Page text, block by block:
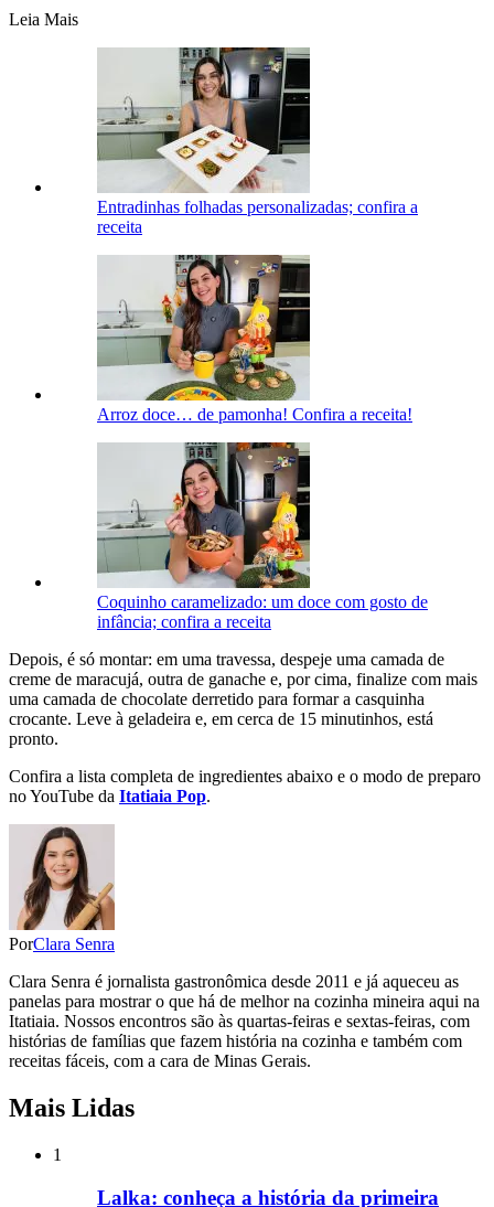
Leia Mais
Entradinhas folhadas personalizadas; confira a
receita
Arroz doce… de pamonha! Confira a receita!
Coquinho caramelizado: um doce com gosto de
infância; confira a receita
Depois, é só montar: em uma travessa, despeje uma camada de
creme de maracujá, outra de ganache e, por cima, finalize com mais
uma camada de chocolate derretido para formar a casquinha
crocante. Leve à geladeira e, em cerca de 15 minutinhos, está
pronto.
Confira a lista completa de ingredientes abaixo e o modo de preparo
no YouTube da Itatiaia Pop.
PorClara Senra
Clara Senra é jornalista gastronômica desde 2011 e já aqueceu as
panelas para mostrar o que há de melhor na cozinha mineira aqui na
Itatiaia. Nossos encontros são às quartas-feiras e sextas-feiras, com
histórias de famílias que fazem história na cozinha e também com
receitas fáceis, com a cara de Minas Gerais.
Mais Lidas
1
Lalka: conheça a história da primeira